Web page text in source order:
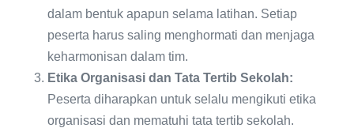
dalam bentuk apapun selama latihan. Setiap
peserta harus saling menghormati dan menjaga
keharmonisan dalam tim.
Etika Organisasi dan Tata Tertib Sekolah:
Peserta diharapkan untuk selalu mengikuti etika
organisasi dan mematuhi tata tertib sekolah.